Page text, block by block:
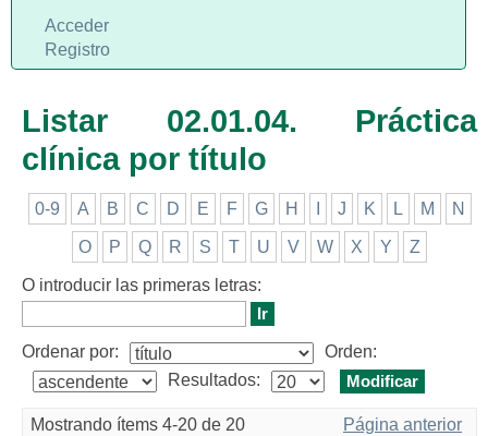
Listar 02.01.04. Práctica
clínica por título
0-9 A B C D E F G H J K L M N
O P Q R S T U V W X Y Z
O introducir las primeras letras:
Ordenar por:
Orden:
Resultados:
Mostrando ítems 4-20 de 20 Página anterior
Acceder
Registro